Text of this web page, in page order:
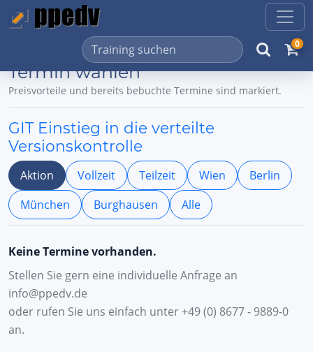
0
Termin wählen
Preisvorteile und bereits bebuchte Termine sind markiert.
GIT Einstieg in die verteilte
Versionskontrolle
Aktion Vollzeit Teilzeit Wien
Berlin
München
Burghausen Alle
Keine Termine vorhanden.
Stellen Sie gern eine individuelle Anfrage an
info@ppedv.de
oder rufen Sie uns einfach unter +49 (0) 8677 - 9889-0
an.